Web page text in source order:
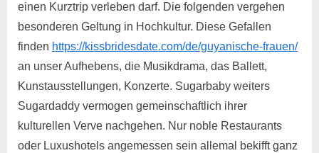
einen Kurztrip verleben darf. Die folgenden vergehen
besonderen Geltung in Hochkultur. Diese Gefallen
finden https://kissbridesdate.com/de/guyanische-frauen/
an unser Aufhebens, die Musikdrama, das Ballett,
Kunstausstellungen, Konzerte. Sugarbaby weiters
Sugardaddy vermogen gemeinschaftlich ihrer
kulturellen Verve nachgehen. Nur noble Restaurants
oder Luxushotels angemessen sein allemal bekifft ganz